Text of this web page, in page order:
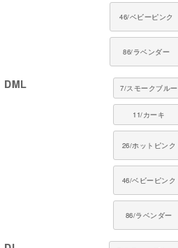
46/ベビーピンク
86/ラベンダー
DML 7/スモークブルー
11/カーキ
26/ホットピンク
46/ベビーピンク
86/ラベンダー